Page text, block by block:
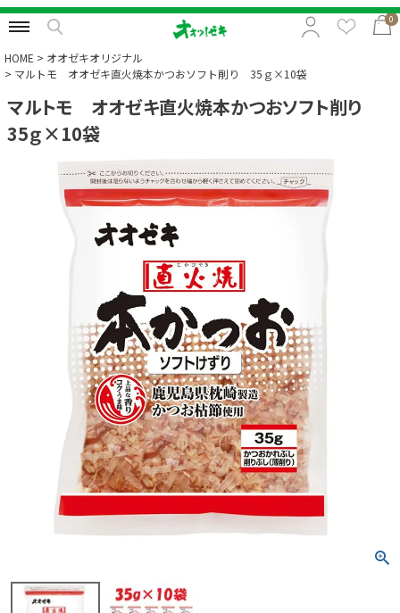
0
特集から選択
予算から選択
カテゴリから選択
贈る相手から選択
HOME
オオゼキオリジナル
マルトモ オオゼキ直火焼本かつおソフト削り 35ｇ×10袋
マルトモ オオゼキ直火焼本かつおソフト削り
35ｇ×10袋